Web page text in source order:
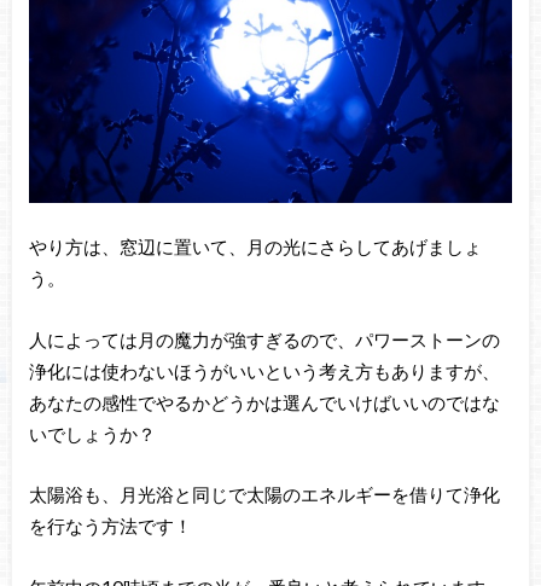
やり方は、窓辺に置いて、月の光にさらしてあげましょ
う。
人によっては月の魔力が強すぎるので、パワーストーンの
浄化には使わないほうがいいという考え方もありますが、
あなたの感性でやるかどうかは選んでいけばいいのではな
いでしょうか？
太陽浴も、月光浴と同じで太陽のエネルギーを借りて浄化
を行なう方法です！